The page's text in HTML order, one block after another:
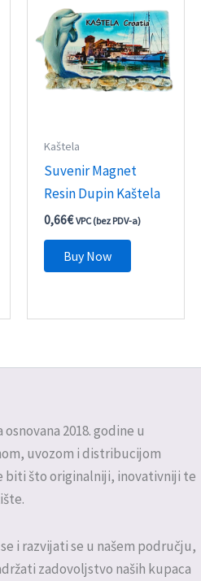
Kaštela
Suvenir Magnet
Resin Dupin Kaštela
0,66€ VPC (bez PDV-a)
Buy Now
2018. godine u
uvozom i distribucijom
biti što originalniji, inovativniji te
i razvijati se u našem području,
zadovoljstvo naših kupaca